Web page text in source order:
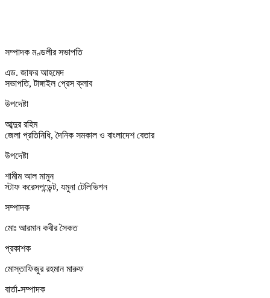
সম্পাদক মণ্ডলীর সভাপতি
এড. জাফর আহমেদ
সভাপতি, টাঙ্গাইল প্রেস ক্লাব
উপদেষ্টা
আব্দুর রহিম
জেলা প্রতিনিধি, দৈনিক সমকাল ও বাংলাদেশ বেতার
উপদেষ্টা
শামীম আল মামুন
স্টাফ করেসপন্ডেন্ট, যমুনা টেলিভিশন
সম্পাদক
মোঃ আরমান কবীর সৈকত
প্রকাশক
মোস্তাফিজুর রহমান মারুফ
বার্তা-সম্পাদক